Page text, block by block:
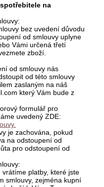
na
bez uvedení důvodu
od smlouvy uplyne
Vámi určená třetí
zboží.
od smlouvy nás
od této smlouvy
zaslaným na náš
který Vám bude z
formulář pro
uvedený ZDE:
je zachována, pokud
na odstoupení od
pro odstoupení od
platby, které jste
smlouvy, zejména kupní